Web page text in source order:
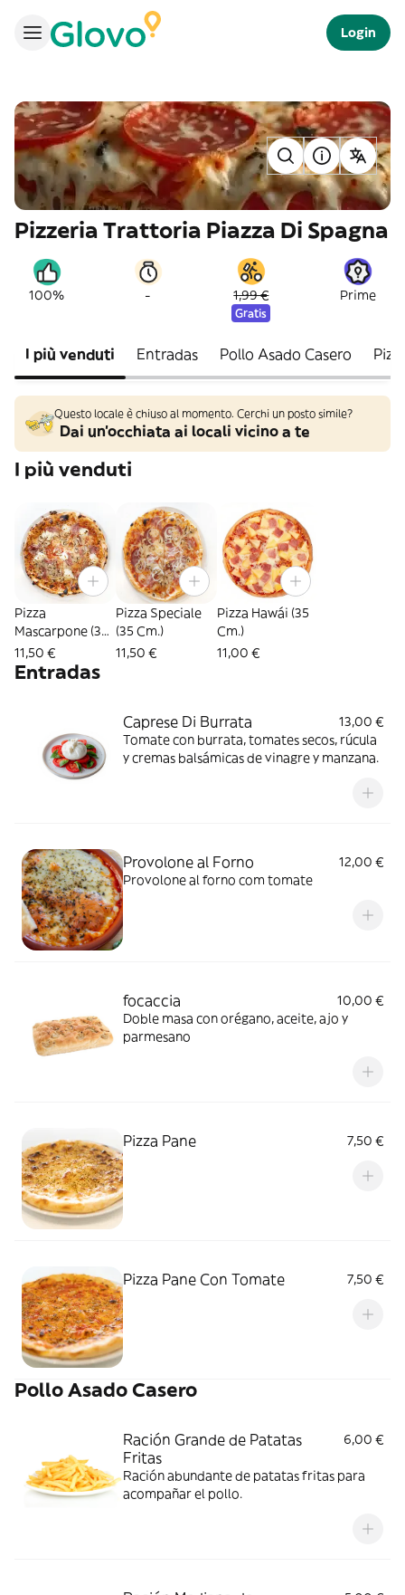
Login
Pizzeria Trattoria Piazza Di Spagna
100% - 1,99 €
Gratis
Prime
I più venduti Entradas Pollo Asado Casero
Questo locale è chiuso al momento. Cerchi un posto simile?
Dai un'occhiata ai locali vicino a te
I più venduti
Pizza
Mascarpone (35
Cm.)
11,50 €
Pizza Speciale
(35 Cm.)
11,50 €
Pizza Hawái (35
Cm.)
11,00 €
Entradas
Caprese Di Burrata
13,00 €
Tomate con burrata, tomates secos, rúcula
y cremas balsámicas de vinagre y manzana.
Provolone al Forno
12,00 €
Provolone al forno com tomate
focaccia
10,00 €
Doble masa con orégano, aceite, ajo y
parmesano
Pizza Pane 7,50 €
Pizza Pane Con Tomate 7,50 €
Pollo Asado Casero
Ración Grande de Patatas
Fritas
6,00 €
Ración abundante de patatas fritas para
acompañar el pollo.